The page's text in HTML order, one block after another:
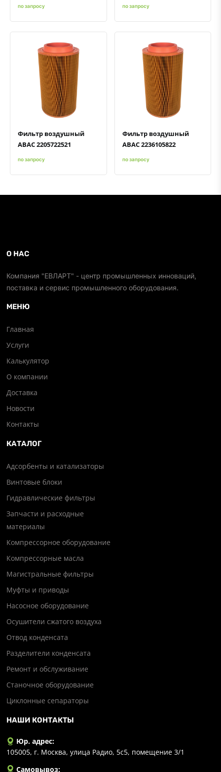
по запросу по запросу
Быстрый просмотрДобавить к сравнению
Добавить в избранное
Фильтр воздушный
ABAC 2205722521
по запросу
Быстрый просмотрДобавить к сравнению
Добавить в избранное
Фильтр воздушный
ABAC 2236105822
по запросу
О НАС
Компания "ЕВЛАРТ" - центр промышленных инноваций,
поставка и сервис промышленного оборудования.
МЕНЮ
Главная
Услуги
Калькулятор
О компании
Доставка
Новости
Контакты
КАТАЛОГ
Адсорбенты и катализаторы
Винтовые блоки
Гидравлические фильтры
Запчасти и расходные
материалы
Компрессорное оборудование
Компрессорные масла
Магистральные фильтры
Муфты и приводы
Насосное оборудование
Осушители сжатого воздуха
Отвод конденсата
Разделители конденсата
Ремонт и обслуживание
Станочное оборудование
Циклонные сепараторы
НАШИ КОНТАКТЫ
Юр. адрес:
105005, г. Москва, улица Радио, 5с5, помещение 3/1
Самовывоз: